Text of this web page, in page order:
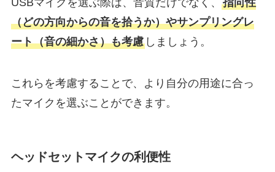
USBマイクを選ぶ際は、音質だけでなく、 指向性
（どの方向からの音を拾うか）やサンプリングレ
ート（音の細かさ）も考慮しましょう。
これらを考慮することで、より自分の用途に合っ
たマイクを選ぶことができます。
ヘッドセットマイクの利便性